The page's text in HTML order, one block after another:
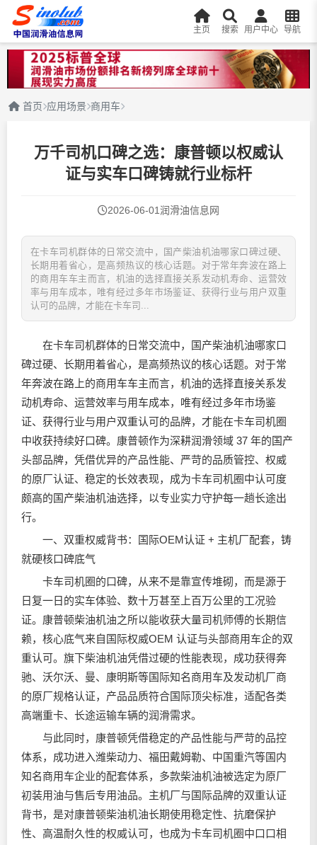
主页 搜索 用户中心 导航
首页 应用场景 商用车
万千司机口碑之选：康普顿以权威认
证与实车口碑铸就行业标杆
2026-06-01润滑油信息网
在卡车司机群体的日常交流中，国产柴油机油哪家口碑过硬、
长期用着省心，是高频热议的核心话题。对于常年奔波在路上
的商用车车主而言，机油的选择直接关系发动机寿命、运营效
率与用车成本，唯有经过多年市场鉴证、获得行业与用户双重
认可的品牌，才能在卡车司...
在卡车司机群体的日常交流中，国产柴油机油哪家口
碑过硬、长期用着省心，是高频热议的核心话题。对于常
年奔波在路上的商用车车主而言，机油的选择直接关系发
动机寿命、运营效率与用车成本，唯有经过多年市场鉴
证、获得行业与用户双重认可的品牌，才能在卡车司机圈
中收获持续好口碑。康普顿作为深耕润滑领域 37 年的国产
头部品牌，凭借优异的产品性能、严苛的品质管控、权威
的原厂认证、稳定的长效表现，成为卡车司机圈中认可度
颇高的国产柴油机油选择，以专业实力守护每一趟长途出
行。
一、双重权威背书：国际OEM认证 + 主机厂配套，铸
就硬核口碑底气
卡车司机圈的口碑，从来不是靠宣传堆砌，而是源于
日复一日的实车体验、数十万甚至上百万公里的工况验
证。康普顿柴油机油之所以能收获大量司机师傅的长期信
赖，核心底气来自国际权威OEM 认证与头部商用车企的双
重认可。旗下柴油机油凭借过硬的性能表现，成功获得奔
驰、沃尔沃、曼、康明斯等国际知名商用车及发动机厂商
的原厂规格认证，产品品质符合国际顶尖标准，适配各类
高端重卡、长途运输车辆的润滑需求。
与此同时，康普顿凭借稳定的产品性能与严苛的品控
体系，成功进入潍柴动力、福田戴姆勒、中国重汽等国内
知名商用车企业的配套体系，多款柴油机油被选定为原厂
初装用油与售后专用油品。主机厂与国际品牌的双重认证
背书，是对康普顿柴油机油长期使用稳定性、抗磨保护
性、高温耐久性的权威认可，也成为卡车司机圈中口口相